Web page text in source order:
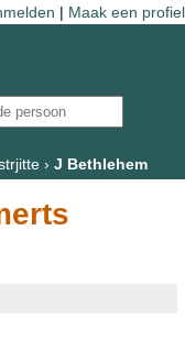
| Maak een profiel
› J Bethlehem